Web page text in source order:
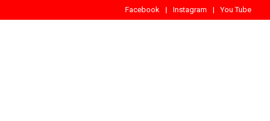
Facebook Instagram You Tube